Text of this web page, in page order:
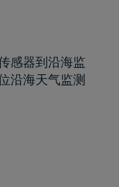
感器到沿海监
沿海天气监测